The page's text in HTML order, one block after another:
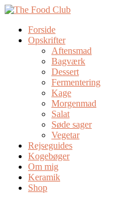
Forside
Opskrifter
Aftensmad
Bagværk
Dessert
Fermentering
Kage
Morgenmad
Salat
Søde sager
Vegetar
Rejseguides
Kogebøger
Om mig
Keramik
Shop